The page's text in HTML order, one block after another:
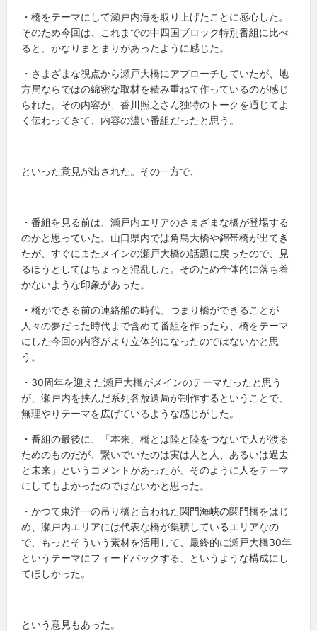
・橋をテーマにして瀬戸内海を取り上げたことに感心した。
そのため今回は、これまでの中四国ブロック特別番組に比べ
ると、かなりまとまりがあったように感じた。
・さまざまな視点から瀬戸大橋にアプローチしていたが、地
方局ならではの綿密な取材を積み重ねて作っているのが感じ
られた。その内容が、香川照之さん独特のトークを通じてよ
く伝わってきて、内容の濃い番組だったと思う。
といった意見が出された。その一方で、
・番組を見る前は、瀬戸内エリアのさまざまな橋が登場する
のかと思っていた。山口県内では角島大橋や錦帯橋が出てき
たが、すぐにまたメインの瀬戸大橋の話題に戻ったので、見
るほうとしてはちょっと混乱した。そのため全体的に落ち着
かないような印象があった。
・橋ができる前の連絡船の時代、つまり橋ができることが
人々の夢だった時代まで含めて番組を作ったら、橋をテーマ
にした今回の内容がより立体的になったのではないかと思
う。
・30周年を迎えた瀬戸大橋がメインのテーマだったと思う
が、瀬戸内を挟んだ系列各放送局が制作するということで、
無理やりテーマを広げているような感じがした。
・番組の最後に、「本来、橋とは陸と陸をつないで人が渡る
ためのものだが、繋いでいたのは実は人と人、あるいは過去
と未来」というコメントがあったが、そのように人をテーマ
にしてもよかったのではないかと思った。
・かつて東洋一の吊り橋と言われた関門海峡の関門橋をはじ
め、瀬戸内エリアには代表な橋が集積しているエリアなの
で、もっとそういう素材を活用して、最終的に瀬戸大橋30年
というテーマにフィードバックする、というような構成にし
てほしかった。
という意見もあった。